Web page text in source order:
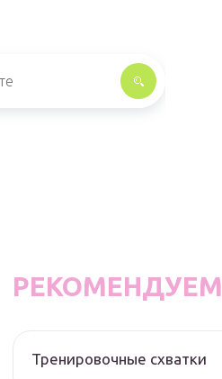
РЕКОМЕНДУЕМ
Тренировочные схватки